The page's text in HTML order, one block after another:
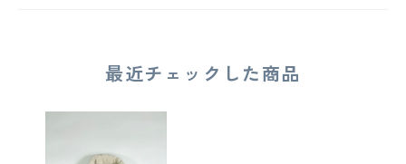
最近チェックした商品